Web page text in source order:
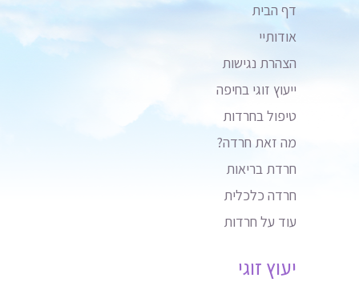
דף הבית
אודותיי
הצהרת נגישות
ייעוץ זוגי בחיפה
טיפול בחרדות
מה זאת חרדה?
חרדת בריאות
חרדה כלכלית
עוד על חרדות
יעוץ זוגי